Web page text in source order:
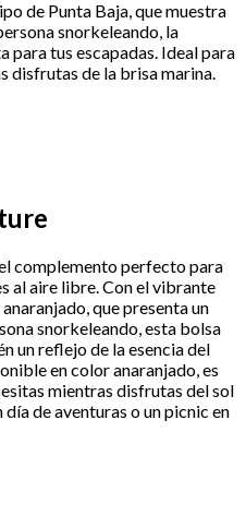
de Punta Baja, que muestra
snorkeleando, la
para tus escapadas. Ideal para
disfrutas de la brisa marina.
complemento perfecto para
al aire libre. Con el vibrante
que presenta un
snorkeleando, esta bolsa
un reflejo de la esencia del
en color anaranjado, es
mientras disfrutas del sol
de aventuras o un picnic en